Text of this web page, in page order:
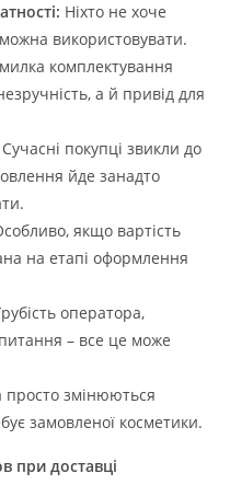
Ніхто не хоче
використовувати.
комплектування
а й привід для
Сучасні покупці звикли до
йде занадто
якщо вартість
на етапі оформлення
оператора,
– все це може
просто змінюються
замовленої косметики.
при доставці